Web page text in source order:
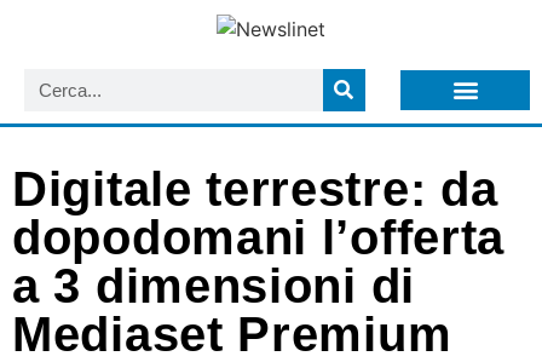
Digitale terrestre: da
dopodomani l’offerta
a 3 dimensioni di
Mediaset Premium